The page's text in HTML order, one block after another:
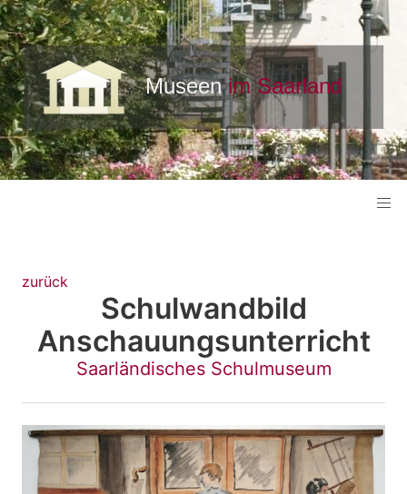
zurück
Schulwandbild
Anschauungsunterricht
Saarländisches Schulmuseum